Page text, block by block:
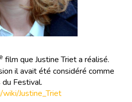
film que Justine Triet a réalisé.
il avait été considéré comme
du Festival.
Justine_Triet